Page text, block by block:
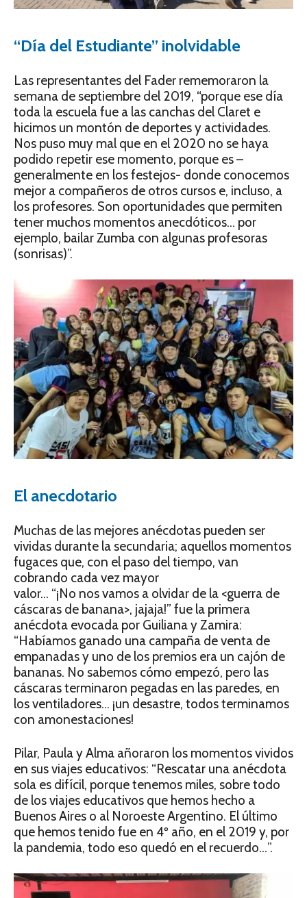
“Día del Estudiante” inolvidable
Las representantes del Fader rememoraron la
semana de septiembre del 2019, “porque ese día
toda la escuela fue a las canchas del Claret e
hicimos un montón de deportes y actividades.
Nos puso muy mal que en el 2020 no se haya
podido repetir ese momento, porque es –
generalmente en los festejos- donde conocemos
mejor a compañeros de otros cursos e, incluso, a
los profesores. Son oportunidades que permiten
tener muchos momentos anecdóticos… por
ejemplo, bailar Zumba con algunas profesoras
(sonrisas)”.
El anecdotario
Muchas de las mejores anécdotas pueden ser
vividas durante la secundaria; aquellos momentos
fugaces que, con el paso del tiempo, van
cobrando cada vez mayor
valor… “¡No nos vamos a olvidar de la <guerra de
cáscaras de banana>, jajaja!” fue la primera
anécdota evocada por Guiliana y Zamira:
“Habíamos ganado una campaña de venta de
empanadas y uno de los premios era un cajón de
bananas. No sabemos cómo empezó, pero las
cáscaras terminaron pegadas en las paredes, en
los ventiladores… ¡un desastre, todos terminamos
con amonestaciones!
Pilar, Paula y Alma añoraron los momentos vividos
en sus viajes educativos: “Rescatar una anécdota
sola es difícil, porque tenemos miles, sobre todo
de los viajes educativos que hemos hecho a
Buenos Aires o al Noroeste Argentino. El último
que hemos tenido fue en 4º año, en el 2019 y, por
la pandemia, todo eso quedó en el recuerdo…”.